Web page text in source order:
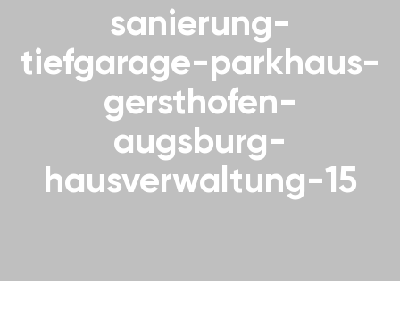
sanierung-
tiefgarage-parkhaus-
gersthofen-
augsburg-
hausverwaltung-15